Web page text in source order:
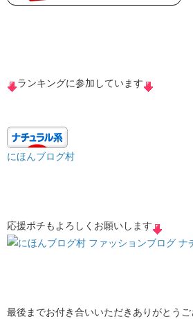
ランキングに参加しています
にほんブログ村
応援ポチもよろしくお願いします
最後までお付き合いいただきありがとう